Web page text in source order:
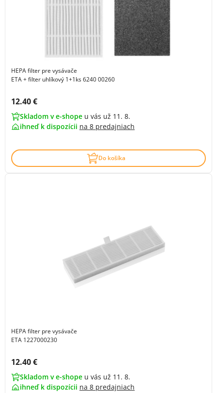
HEPA filter pre vysávače
ETA + filter uhlíkový 1+1ks 6240 00260
Cena s DPH:
12.40 €
Skladom v e-shope u vás už 11. 8.
ihneď k dispozícii na 8 predajniach
Do košíka
HEPA filter pre vysávače
ETA 1227000230
Cena s DPH:
12.40 €
Skladom v e-shope u vás už 11. 8.
ihneď k dispozícii na 8 predajniach